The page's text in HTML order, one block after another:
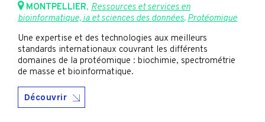
MONTPELLIER, Ressources et services en
bioinformatique, ia et sciences des données, Protéomique
Une expertise et des technologies aux meilleurs
standards internationaux couvrant les différents
domaines de la protéomique : biochimie, spectrométrie
de masse et bioinformatique.
Découvrir